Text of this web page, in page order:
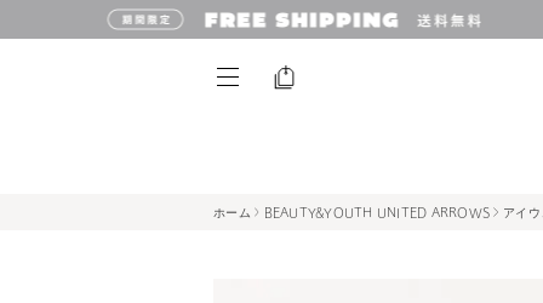
ホーム BEAUTY&YOUTH UNITED ARROWS アイウ